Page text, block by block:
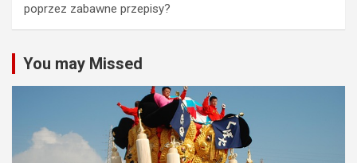
poprzez zabawne przepisy?
You may Missed